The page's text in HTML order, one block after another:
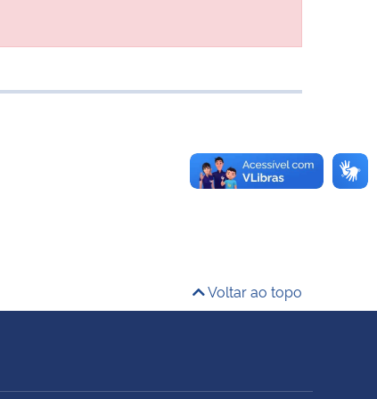
Voltar ao topo